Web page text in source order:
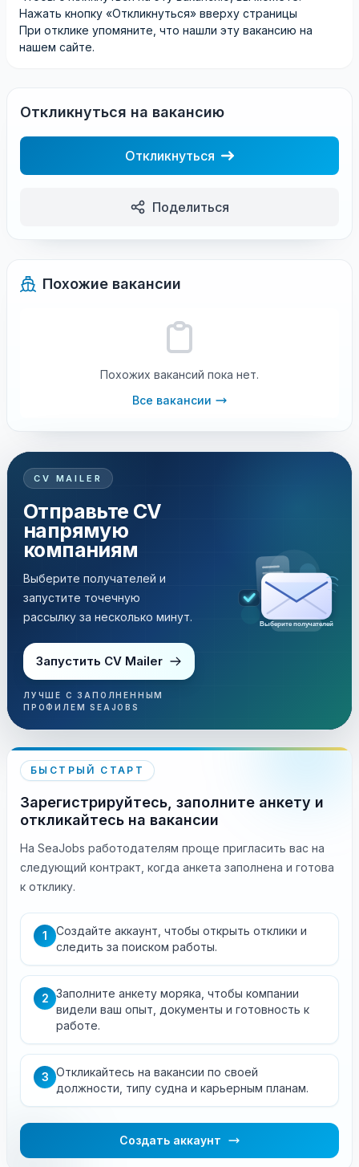
Нажать кнопку «Откликнуться» вверху страницы
При отклике упомяните, что нашли эту вакансию на
нашем сайте.
Откликнуться на вакансию
Откликнуться
Поделиться
Похожие вакансии
Похожих вакансий пока нет.
Все вакансии
CV MAILER
Отправьте CV
напрямую
компаниям
Выберите получателей и
запустите точечную
рассылку за несколько минут.
Запустить CV Mailer
ЛУЧШЕ С ЗАПОЛНЕННЫМ
ПРОФИЛЕМ SEAJOBS
Выберите получателей
БЫСТРЫЙ СТАРТ
Зарегистрируйтесь, заполните анкету и
откликайтесь на вакансии
На SeaJobs работодателям проще пригласить вас на
следующий контракт, когда анкета заполнена и готова
к отклику.
1
Создайте аккаунт, чтобы открыть отклики и
следить за поиском работы.
2 Заполните анкету моряка, чтобы компании
видели ваш опыт, документы и готовность к
работе.
3 Откликайтесь на вакансии по своей
должности, типу судна и карьерным планам.
Создать аккаунт